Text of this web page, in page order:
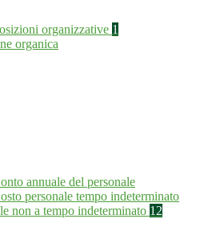
organizzative 1
organica
annuale del personale
personale tempo indeterminato
non a tempo indeterminato 12